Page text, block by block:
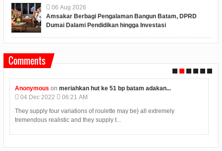
06 Aug 2026
Amsakar Berbagi Pengalaman Bangun Batam, DPRD
Dumai Dalami Pendidikan hingga Investasi
Comments
UnKnownonkelas bukan satu satunya tempat belajar...
12 Jul 2019
2:25 PM
Situs Judi Online Terpercaya Menyediakan Kemudahan Dalam
Bertransaksi Dengan Mudah 24 Jam. Deposit T...